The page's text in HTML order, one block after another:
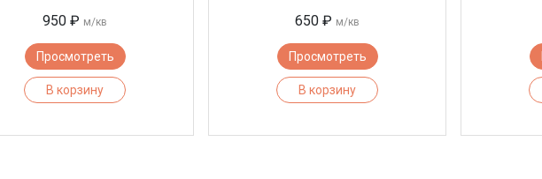
950 ₽ м/кв
Просмотреть
В корзину
650 ₽ м/кв
Просмотреть
В корзину